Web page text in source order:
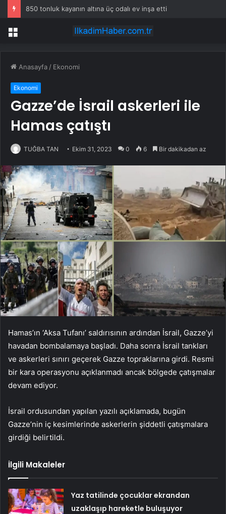
850 tonluk kayanın altına üç odalı ev inşa etti
Menü
Anasayfa / Ekonomi
Ekonomi
Gazze’de İsrail askerleri ile
Hamas çatıştı
TUĞBA TAN Ekim 31, 2023 0 6 Bir dakikadan az
Hamas’ın ‘Aksa Tufanı’ saldırısının ardından İsrail, Gazze’yi
havadan bombalamaya başladı. Daha sonra İsrail tankları
ve askerleri sınırı geçerek Gazze topraklarına girdi. Resmi
bir kara operasyonu açıklanmadı ancak bölgede çatışmalar
devam ediyor.
İsrail ordusundan yapılan yazılı açıklamada, bugün
Gazze’nin iç kesimlerinde askerlerin şiddetli çatışmalara
girdiği belirtildi.
İlgili Makaleler
Yaz tatilinde çocuklar ekrandan
uzaklaşıp hareketle buluşuyor